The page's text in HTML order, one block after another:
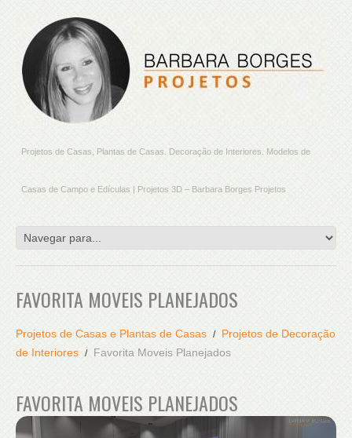
Projetos de Casas, Plantas de Casas. Decoração de Interiores. Modelos de
Casas de Campo e Edículas | Projetos 3D – Barbara Borges Projetos
FAVORITA MOVEIS PLANEJADOS
Projetos de Casas e Plantas de Casas
Projetos de Decoração
de Interiores
Favorita Moveis Planejados
FAVORITA MOVEIS PLANEJADOS